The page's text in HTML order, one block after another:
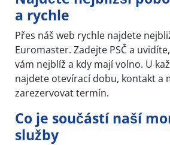
a rychle
Přes náš web rychle najdete
Euromaster. Zadejte PSČ a
vám nejblíž a kdy mají volno. U
najdete otevírací dobu, kontakt a
zarezervovat termín.
Co je součástí naší
služby